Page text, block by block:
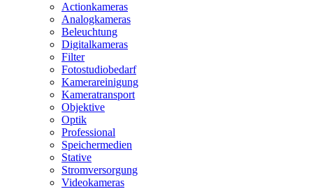
Actionkameras
Analogkameras
Beleuchtung
Digitalkameras
Filter
Fotostudiobedarf
Kamerareinigung
Kameratransport
Objektive
Optik
Professional
Speichermedien
Stative
Stromversorgung
Videokameras